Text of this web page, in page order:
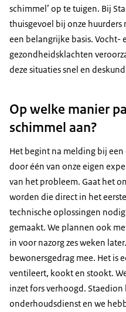
schimmel’ op te tuigen. Bij
thuisgevoel bij onze huurders
een belangrijke basis.
gezondheidsklachten
deze situaties snel en
Op welke manier
schimmel aan?
Het begint na melding bij
door één van onze eigen
van het probleem. Gaat het
worden die direct in het
technische oplossingen
gemaakt. We plannen ook
in voor nazorg zes weken
bewonersgedrag mee. Het is
ventileert, kookt en stookt.
inzet fors verhoogd. Staedion
onderhoudsdienst en we